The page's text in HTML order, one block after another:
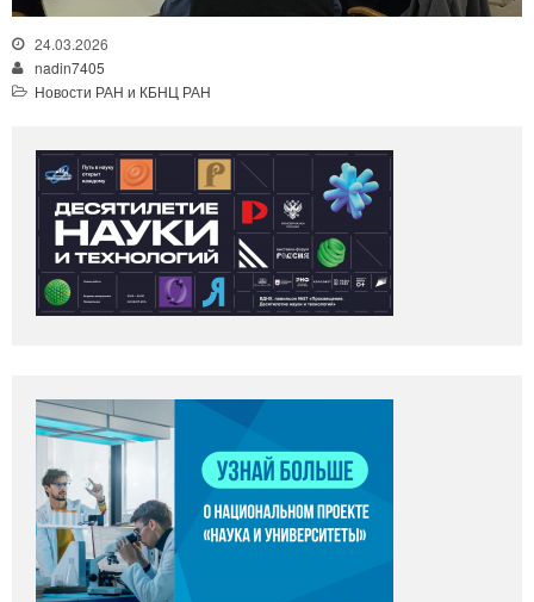
24.03.2026
nadin7405
Новости РАН и КБНЦ РАН